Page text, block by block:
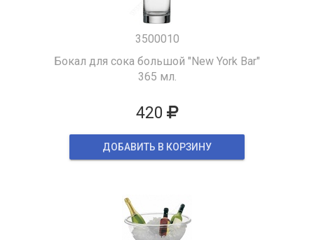
3500010
Бокал для сока большой "New York Bar"
365 мл.
420
ДОБАВИТЬ В КОРЗИНУ